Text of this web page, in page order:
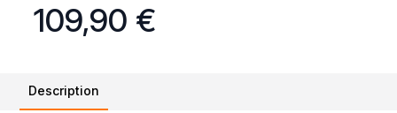
109,90 €
Description